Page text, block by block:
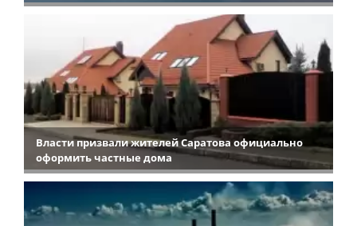
Власти призвали жителей Саратова официально
оформить частные дома